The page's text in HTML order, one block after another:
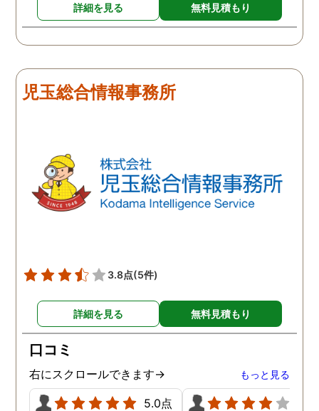
詳細を見る 無料見積もり
児玉総合情報事務所
3.8点(5件)
詳細を見る 無料見積もり
口コミ
右にスクロールできます→ もっと見る
5.0点